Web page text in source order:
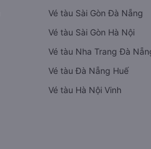
Vé tàu Sài Gòn Đà Nẵng
Vé tàu Sài Gòn Hà Nội
Vé tàu Nha Trang Đà
Vé tàu Đà Nẵng Huế
Vé tàu Hà Nội Vinh